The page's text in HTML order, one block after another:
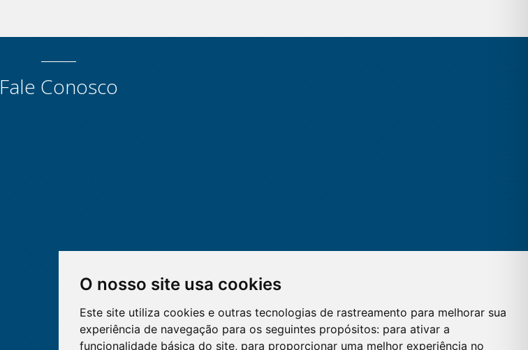
O nosso site usa cookies
Este site utiliza cookies e outras tecnologias de rastreamento para melhorar sua
experiência de navegação para os seguintes propósitos: para ativar a
funcionalidade básica do site, para proporcionar uma melhor experiência no
Fale Conosco